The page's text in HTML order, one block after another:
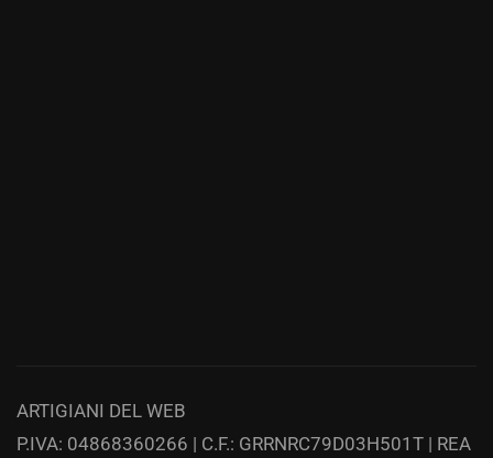
ARTIGIANI DEL WEB
P.IVA: 04868360266 | C.F.: GRRNRC79D03H501T | REA